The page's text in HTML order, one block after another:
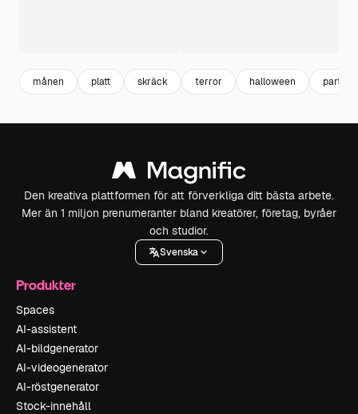
månen platt skräck terror halloween part
Den kreativa plattformen för att förverkliga ditt bästa arbete.
Mer än 1 miljon prenumeranter bland kreatörer, företag, byråer
och studior.
Svenska
Produkter
Spaces
AI-assistent
AI-bildgenerator
AI-videogenerator
AI-röstgenerator
Stock-innehåll